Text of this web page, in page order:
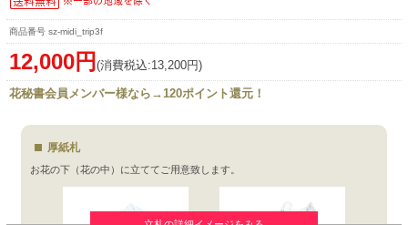
sz-midi_trip3f
12,000円 (消費税込:13,200円)
花秘書会員メンバー様なら→120ポイント還元！
厚紙札
お花の下（花の中）に立ててご用意致します。